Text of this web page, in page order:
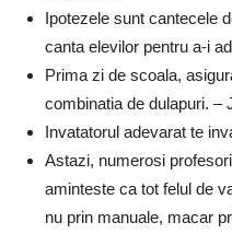
Ipotezele sunt cantecele
canta elevilor pentru a-i
Prima zi de scoala,
combinatia de dulapuri. –
Invatatorul adevarat te
Astazi, numerosi
aminteste ca tot felul de
nu prin manuale, macar